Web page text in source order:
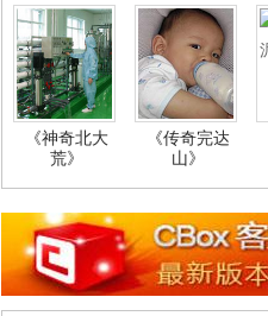
《神奇北大
荒》
《传奇完达
山》